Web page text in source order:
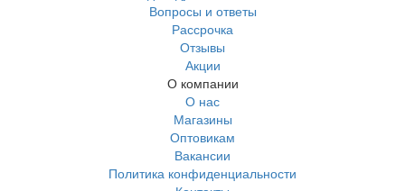
Вопросы и ответы
Рассрочка
Отзывы
Акции
О компании
О нас
Магазины
Оптовикам
Вакансии
Политика конфиденциальности